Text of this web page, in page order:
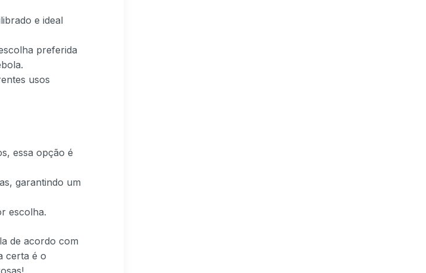
e ideal
preferida
usos
essa opção é
garantindo um
escolha.
de acordo com
certa é o